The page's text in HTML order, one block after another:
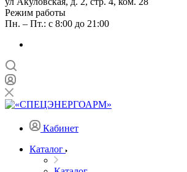
Режим работы
Пн. – Пт.: с 8:00 до 21:00
Кабинет
Каталог